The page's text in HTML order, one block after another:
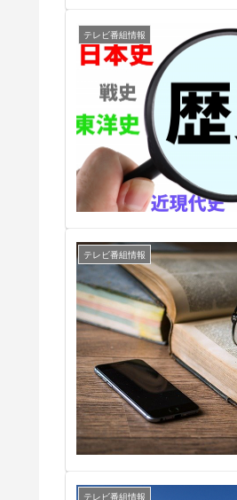
テレビ番組情報
テレビ番組情報
テレビ番組情報